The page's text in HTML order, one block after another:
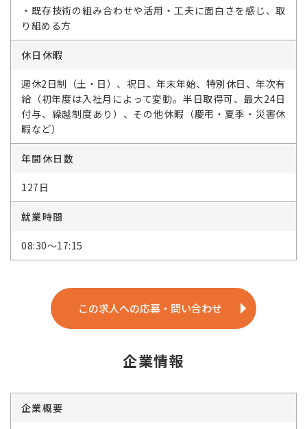
・既存技術の組み合わせや活用・工夫に面白さを感じ、取
り組める方
休日休暇
週休2日制（土・日）、祝日、年末年始、特別休日、年次有
給（初年度は入社月によって変動。半日取得可、最大24日
付与、繰越制度あり）、その他休暇（慶弔・夏季・災害休
暇など）
年間休日数
127日
就業時間
08:30～17:15
この求人への応募・問い合わせ
企業情報
企業概要